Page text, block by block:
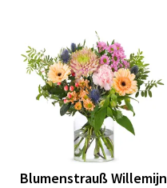
Blumenstrauß Willemijn